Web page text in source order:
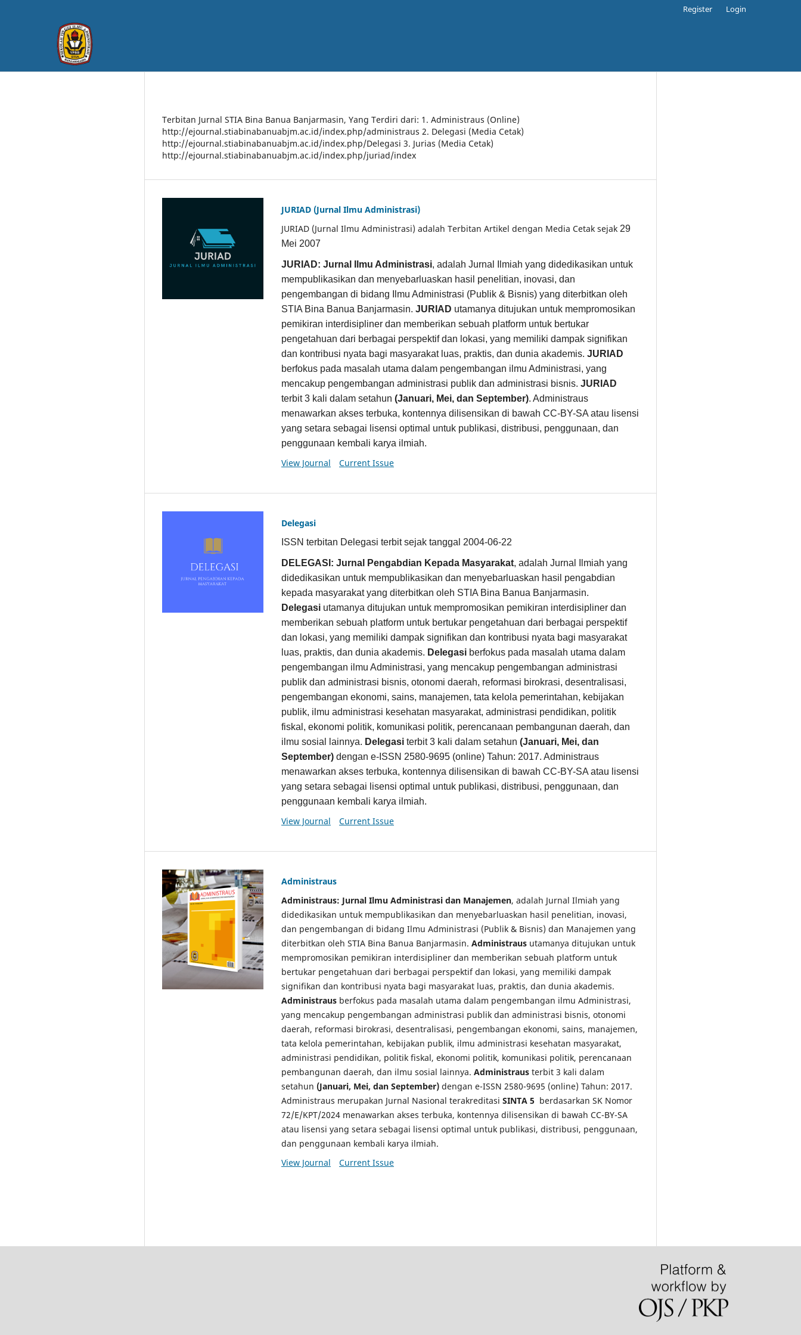
Register Login
Terbitan Jurnal STIA Bina Banua Banjarmasin, Yang Terdiri dari: 1. Administraus (Online)
http://ejournal.stiabinabanuabjm.ac.id/index.php/administraus 2. Delegasi (Media Cetak)
http://ejournal.stiabinabanuabjm.ac.id/index.php/Delegasi 3. Jurias (Media Cetak)
http://ejournal.stiabinabanuabjm.ac.id/index.php/juriad/index
JURIAD (Jurnal Ilmu Administrasi)
JURIAD (Jurnal Ilmu Administrasi) adalah Terbitan Artikel dengan Media Cetak sejak 29
Mei 2007
JURIAD: Jurnal Ilmu Administrasi, adalah Jurnal Ilmiah yang didedikasikan untuk
mempublikasikan dan menyebarluaskan hasil penelitian, inovasi, dan
pengembangan di bidang Ilmu Administrasi (Publik & Bisnis) yang diterbitkan oleh
STIA Bina Banua Banjarmasin. JURIAD utamanya ditujukan untuk mempromosikan
pemikiran interdisipliner dan memberikan sebuah platform untuk bertukar
pengetahuan dari berbagai perspektif dan lokasi, yang memiliki dampak signifikan
dan kontribusi nyata bagi masyarakat luas, praktis, dan dunia akademis. JURIAD
berfokus pada masalah utama dalam pengembangan ilmu Administrasi, yang
mencakup pengembangan administrasi publik dan administrasi bisnis. JURIAD
terbit 3 kali dalam setahun (Januari, Mei, dan September). Administraus
menawarkan akses terbuka, kontennya dilisensikan di bawah CC-BY-SA atau lisensi
yang setara sebagai lisensi optimal untuk publikasi, distribusi, penggunaan, dan
penggunaan kembali karya ilmiah.
View Journal Current Issue
Delegasi
ISSN terbitan Delegasi terbit sejak tanggal 2004-06-22
DELEGASI: Jurnal Pengabdian Kepada Masyarakat, adalah Jurnal Ilmiah yang
didedikasikan untuk mempublikasikan dan menyebarluaskan hasil pengabdian
kepada masyarakat yang diterbitkan oleh STIA Bina Banua Banjarmasin.
Delegasi utamanya ditujukan untuk mempromosikan pemikiran interdisipliner dan
memberikan sebuah platform untuk bertukar pengetahuan dari berbagai perspektif
dan lokasi, yang memiliki dampak signifikan dan kontribusi nyata bagi masyarakat
luas, praktis, dan dunia akademis. Delegasi berfokus pada masalah utama dalam
pengembangan ilmu Administrasi, yang mencakup pengembangan administrasi
publik dan administrasi bisnis, otonomi daerah, reformasi birokrasi, desentralisasi,
pengembangan ekonomi, sains, manajemen, tata kelola pemerintahan, kebijakan
publik, ilmu administrasi kesehatan masyarakat, administrasi pendidikan, politik
fiskal, ekonomi politik, komunikasi politik, perencanaan pembangunan daerah, dan
ilmu sosial lainnya. Delegasi terbit 3 kali dalam setahun (Januari, Mei, dan
September) dengan e-ISSN 2580-9695 (online) Tahun: 2017. Administraus
menawarkan akses terbuka, kontennya dilisensikan di bawah CC-BY-SA atau lisensi
yang setara sebagai lisensi optimal untuk publikasi, distribusi, penggunaan, dan
penggunaan kembali karya ilmiah.
View Journal Current Issue
Administraus
Administraus: Jurnal Ilmu Administrasi dan Manajemen, adalah Jurnal Ilmiah yang
didedikasikan untuk mempublikasikan dan menyebarluaskan hasil penelitian, inovasi,
dan pengembangan di bidang Ilmu Administrasi (Publik & Bisnis) dan Manajemen yang
diterbitkan oleh STIA Bina Banua Banjarmasin. Administraus utamanya ditujukan untuk
mempromosikan pemikiran interdisipliner dan memberikan sebuah platform untuk
bertukar pengetahuan dari berbagai perspektif dan lokasi, yang memiliki dampak
signifikan dan kontribusi nyata bagi masyarakat luas, praktis, dan dunia akademis.
Administraus berfokus pada masalah utama dalam pengembangan ilmu Administrasi,
yang mencakup pengembangan administrasi publik dan administrasi bisnis, otonomi
daerah, reformasi birokrasi, desentralisasi, pengembangan ekonomi, sains, manajemen,
tata kelola pemerintahan, kebijakan publik, ilmu administrasi kesehatan masyarakat,
administrasi pendidikan, politik fiskal, ekonomi politik, komunikasi politik, perencanaan
pembangunan daerah, dan ilmu sosial lainnya. Administraus terbit 3 kali dalam
setahun (Januari, Mei, dan September) dengan e-ISSN 2580-9695 (online) Tahun: 2017.
Administraus merupakan Jurnal Nasional terakreditasi SINTA 5 berdasarkan SK Nomor
72/E/KPT/2024 menawarkan akses terbuka, kontennya dilisensikan di bawah CC-BY-SA
atau lisensi yang setara sebagai lisensi optimal untuk publikasi, distribusi, penggunaan,
dan penggunaan kembali karya ilmiah.
View Journal
Current Issue